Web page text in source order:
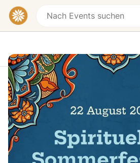
Heute Morgen Wochenende
Spirituelles
Plunkauer Weg,
€29 – €59
🌿 Spirituelles